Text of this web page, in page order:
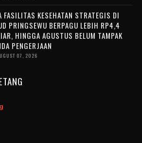
FASILITAS KESEHATAN STRATEGIS DI
PRINGSEWU BERPAGU LEBIH RP4,4
HINGGA AGUSTUS BELUM TAMPAK
PENGERJAAN
07, 2026